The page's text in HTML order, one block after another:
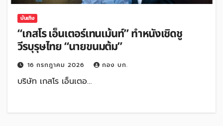
บันเทิง
“เกสโร เอ็นเตอร์เทนเม้นท์” ทำหนังเชิดชู
วีรบุรุษไทย “นายขนมต้ม”
16 กรกฎาคม 2026 กอง บก.
บริษัท เกสโร เอ็นเตอ…